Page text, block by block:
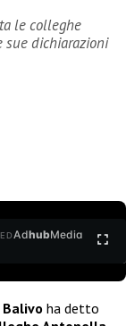
le colleghe
sue dichiarazioni
AdhubMedia
ha detto